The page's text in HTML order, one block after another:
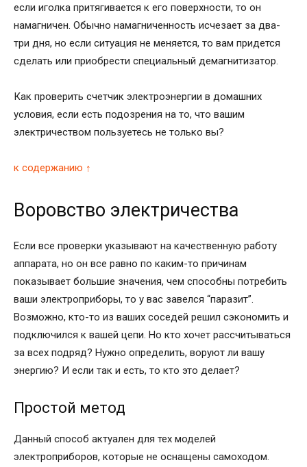
если иголка притягивается к его поверхности, то он
намагничен. Обычно намагниченность исчезает за два-
три дня, но если ситуация не меняется, то вам придется
сделать или приобрести специальный демагнитизатор.
Как проверить счетчик электроэнергии в домашних
условия, если есть подозрения на то, что вашим
электричеством пользуетесь не только вы?
к содержанию ↑
Воровство электричества
Если все проверки указывают на качественную работу
аппарата, но он все равно по каким-то причинам
показывает большие значения, чем способны потребить
ваши электроприборы, то у вас завелся “паразит”.
Возможно, кто-то из ваших соседей решил сэкономить и
подключился к вашей цепи. Но кто хочет рассчитываться
за всех подряд? Нужно определить, воруют ли вашу
энергию? И если так и есть, то кто это делает?
Простой метод
Данный способ актуален для тех моделей
электроприборов, которые не оснащены самоходом.